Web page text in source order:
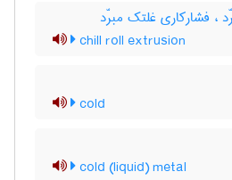
، فشار‌کاری غلتک مبرّد
chill roll extrusion
cold
cold (liquid) metal